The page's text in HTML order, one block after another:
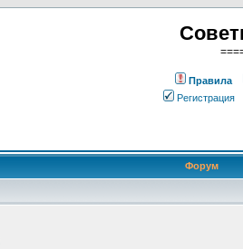
Правила
Регистрация
Форум